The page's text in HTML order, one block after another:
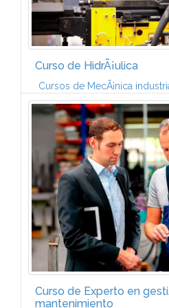
Curso de HidrÃ¡ulica
Cursos de MecÃ¡nica
1. INTRODUCCIÃN A LA
la hidrÃ¡ulica. Aplicaciones
Principios fÃ­sicos. Principio
Fluidos hidrÃ¡ulicos.2...
Curso de Experto en
mantenimiento